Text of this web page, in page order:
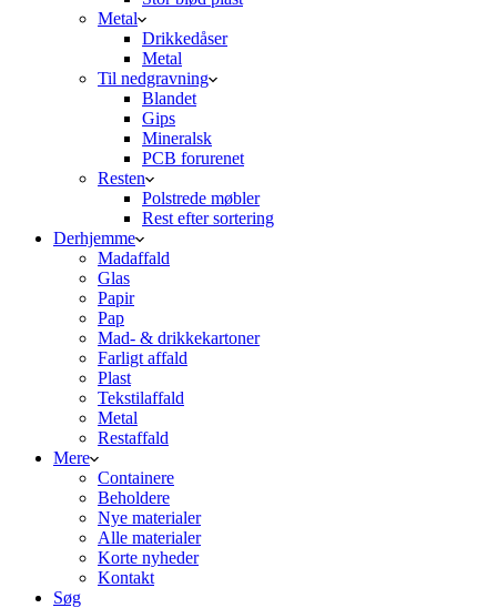
Metal
Drikkedåser
Metal
Til nedgravning
Blandet
Gips
Mineralsk
PCB forurenet
Resten
Polstrede møbler
Rest efter sortering
Derhjemme
Madaffald
Glas
Papir
Pap
Mad- & drikkekartoner
Farligt affald
Plast
Tekstilaffald
Metal
Restaffald
Mere
Containere
Beholdere
Nye materialer
Alle materialer
Korte nyheder
Kontakt
Søg